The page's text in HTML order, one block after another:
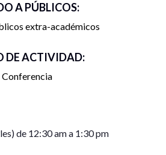
A PÚBLICOS:
extra-académicos
DE ACTIVIDAD:
Conferencia
de 12:30 am a 1:30 pm